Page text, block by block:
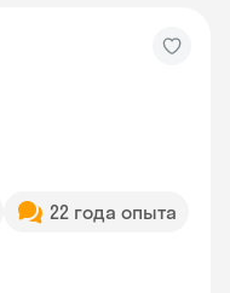
22 года опыта